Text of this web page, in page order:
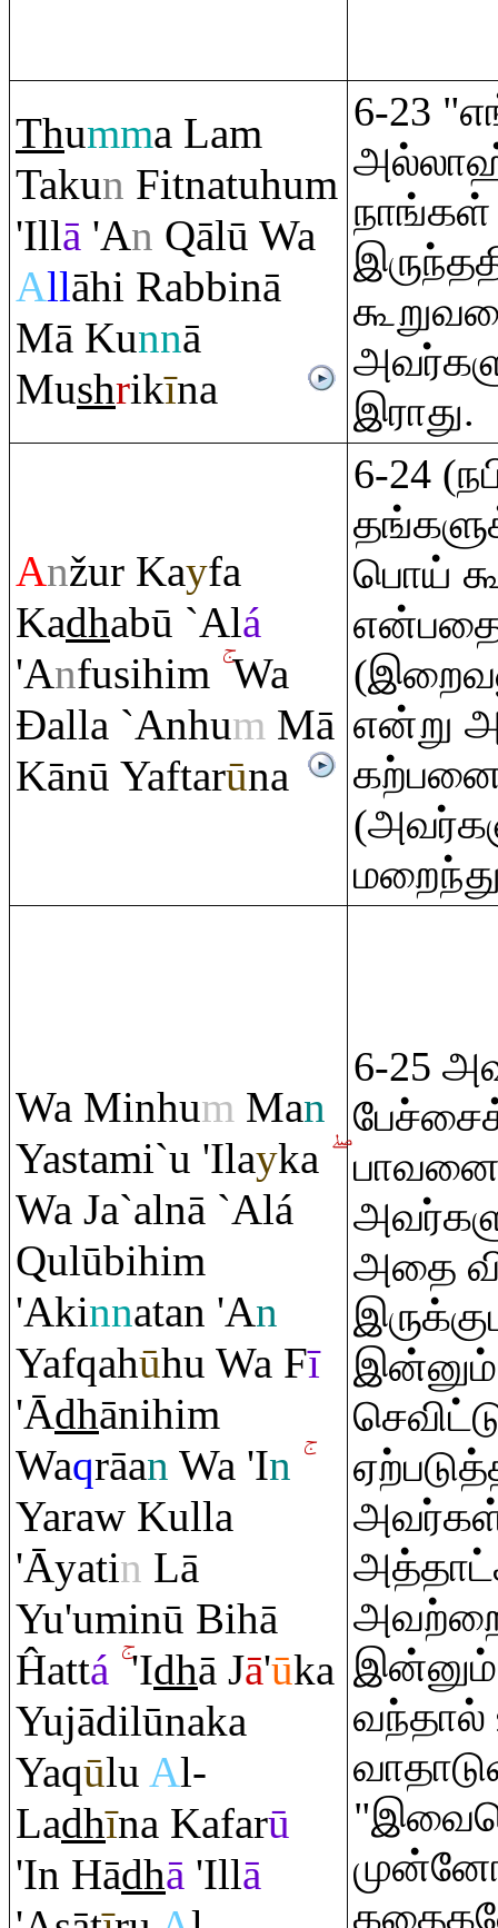
Thumma Lam
Takun Fitnatuhum
'Illā 'An Qālū Wa
Allāhi Rabbinā
Mā Kunnā
Mushrikīna
6-23
இராது.
Anžur Kayfa
Kadhabū `Alá
'Anfusihim Wa
Đalla `Anhum Mā
Kānū Yaftarūna
6-24
பொய்
என்று
Wa Minhum Man
Yastami`u 'Ilayka
Wa Ja`alnā `Alá
Qulūbihim
'Akinnatan 'An
Yafqahūhu Wa Fī
'Ādhānihim
Waqrāan Wa 'In
Yaraw Kulla
'Āyatin Lā
Yu'uminū Bihā
Ĥattá 'Idhā Jā'ūka
Yujādilūnaka
Yaqūlu Al-
Ladhīna Kafarū
'In Hādhā 'Illā
6-25
அதை
அவற்றை
இன்னும்
வந்தால்